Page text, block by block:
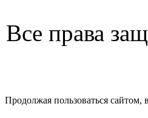
Все права
Продолжая пользоваться сайтом,